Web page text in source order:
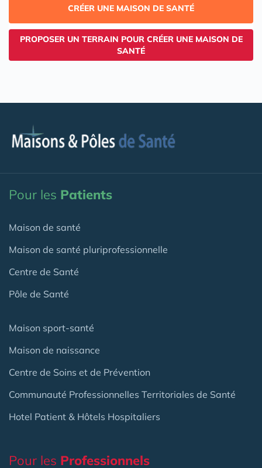
CRÉER UNE MAISON DE SANTÉ
PROPOSER UN TERRAIN POUR CRÉER UNE MAISON DE
SANTÉ
Pour les Patients
Maison de santé
Maison de santé pluriprofessionnelle
Centre de Santé
Pôle de Santé
Maison sport-santé
Maison de naissance
Centre de Soins et de Prévention
Communauté Professionnelles Territoriales de Santé
Hotel Patient & Hôtels Hospitaliers
Pour les Professionnels